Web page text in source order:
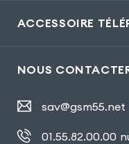
ACCESSOIRE
NOUS
sav@gsm55.net
01.55.82.00.00